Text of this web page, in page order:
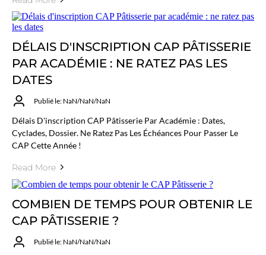
DÉLAIS D'INSCRIPTION CAP PÂTISSERIE
PAR ACADÉMIE : NE RATEZ PAS LES
DATES
Publié le: NaN/NaN/NaN
Délais D'inscription CAP Pâtisserie Par Académie : Dates,
Cyclades, Dossier. Ne Ratez Pas Les Échéances Pour Passer Le
CAP Cette Année !
Read More
COMBIEN DE TEMPS POUR OBTENIR LE
CAP PÂTISSERIE ?
Publié le: NaN/NaN/NaN